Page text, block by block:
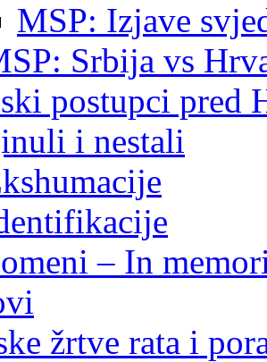
MSP: Izjave
Srbija vs
postupci pred
i nestali
– In
žrtve rata i